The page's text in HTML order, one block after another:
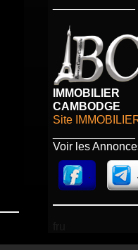
IMMOBILIER
CAMBODGE
Site
Voir les
. .